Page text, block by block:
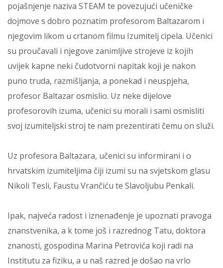
pojašnjenje naziva STEAM te povezujući učeničke
dojmove s dobro poznatim profesorom Baltazarom i
njegovim likom u crtanom filmu Izumitelj cipela. Učenici
su proučavali i njegove zanimljive strojeve iz kojih
uvijek kapne neki čudotvorni napitak koji je nakon
puno truda, razmišljanja, a ponekad i neuspjeha,
profesor Baltazar osmislio. Uz neke dijelove
profesorovih izuma, učenici su morali i sami osmisliti
svoj izumiteljski stroj te nam prezentirati čemu on služi.
Uz profesora Baltazara, učenici su informirani i o
hrvatskim izumiteljima čiji izumi su na svjetskom glasu
Nikoli Tesli, Faustu Vrančiću te Slavoljubu Penkali.
Ipak, najveća radost i iznenađenje je upoznati pravoga
znanstvenika, a k tome još i razrednog Tatu, doktora
znanosti, gospodina Marina Petrovića koji radi na
Institutu za fiziku, a u naš razred je došao na vrlo